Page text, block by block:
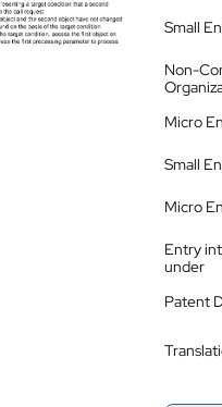
Small
Non-
Micro
Small
Micro
Entry
under
Patent